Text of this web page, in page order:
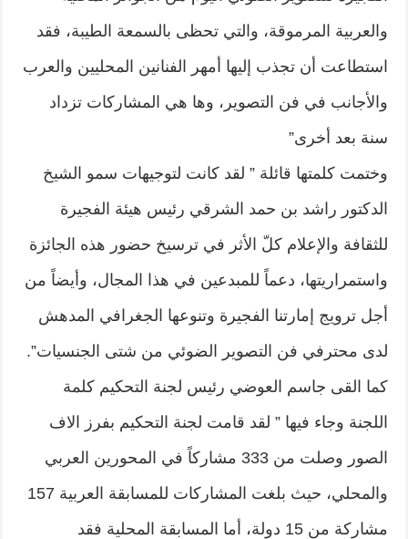
والعربية المرموقة، والتي تحظى بالسمعة الطيبة، فقد
استطاعت أن تجذب إليها أمهر الفنانين المحليين والعرب
والأجانب في فن التصوير، وها هي المشاركات تزداد
سنة بعد أخرى”
وختمت كلمتها قائلة ” لقد كانت لتوجيهات سمو الشيخ
الدكتور راشد بن حمد الشرقي رئيس هيئة الفجيرة
للثقافة والإعلام كلّ الأثر في ترسيخ حضور هذه الجائزة
واستمراريتها، دعماً للمبدعين في هذا المجال، وأيضاً من
أجل ترويج إمارتنا الفجيرة وتنوعها الجغرافي المدهش
لدى محترفي فن التصوير الضوئي من شتى الجنسيات”.
كما القى جاسم العوضي رئيس لجنة التحكيم كلمة
اللجنة وجاء فيها ” لقد قامت لجنة التحكيم بفرز الاف
الصور وصلت من 333 مشاركاً في المحورين العربي
والمحلي، حيث بلغت المشاركات للمسابقة العربية 157
مشاركة من 15 دولة، أما المسابقة المحلية فقد